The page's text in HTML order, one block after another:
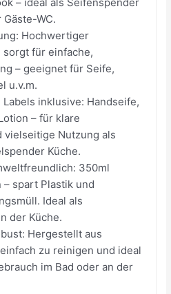
WC.
Hochwertiger
sorgt für einfache,
– geeignet für Seife,
u.v.m.
inklusive: Handseife,
– für klare
vielseitige Nutzung als
Küche.
350ml
– spart Plastik und
Ideal als
der Küche.
Hergestellt aus
zu reinigen und ideal
im Bad oder an der